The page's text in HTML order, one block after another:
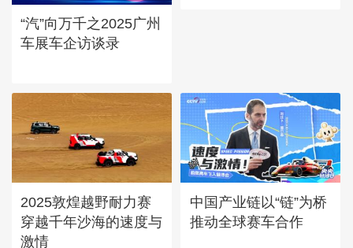
“汽”向万千之2025广州
车展车企访谈录
2025敦煌越野耐力赛
穿越千年沙海的速度与
激情
中国产业链以“链”为桥
推动全球赛车合作